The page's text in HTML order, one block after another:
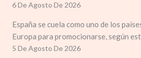
6 De Agosto De 2026
España se cuela como uno de los
Europa para promocionarse, según
5 De Agosto De 2026